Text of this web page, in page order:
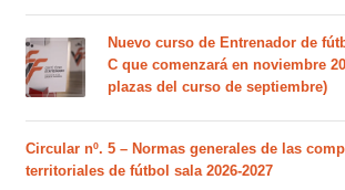
Nuevo curso de Entrenador de
C que comenzará en noviembre
plazas del curso de septiembre)
Circular nº. 5 – Normas generales de las
territoriales de fútbol sala 2026-2027